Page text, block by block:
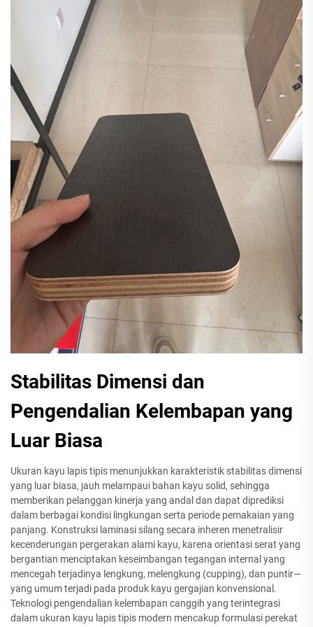
Stabilitas Dimensi dan
Pengendalian Kelembapan yang
Luar Biasa
Ukuran kayu lapis tipis menunjukkan karakteristik stabilitas dimensi
yang luar biasa, jauh melampaui bahan kayu solid, sehingga
memberikan pelanggan kinerja yang andal dan dapat diprediksi
dalam berbagai kondisi lingkungan serta periode pemakaian yang
panjang. Konstruksi laminasi silang secara inheren menetralisir
kecenderungan pergerakan alami kayu, karena orientasi serat yang
bergantian menciptakan keseimbangan tegangan internal yang
mencegah terjadinya lengkung, melengkung (cupping), dan puntir—
yang umum terjadi pada produk kayu gergajian konvensional.
Teknologi pengendalian kelembapan canggih yang terintegrasi
dalam ukuran kayu lapis tipis modern mencakup formulasi perekat